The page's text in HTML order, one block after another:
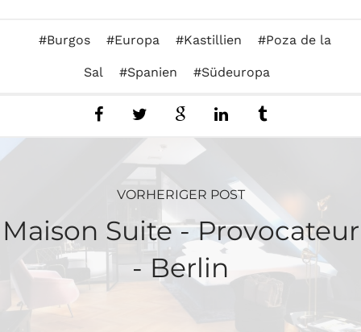
Burgos Europa Kastillien Poza de la
Sal Spanien Südeuropa
VORHERIGER POST
Maison Suite - Provocateur
- Berlin